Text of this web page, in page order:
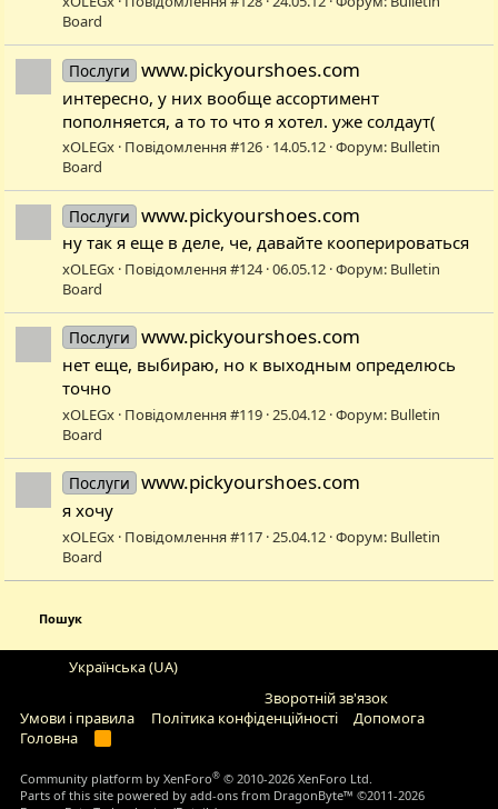
Board
Послуги www.pickyourshoes.com
интересно, у них вообще ассортимент
пополняется, а то то что я хотел. уже солдаут(
xOLEGx Повідомлення #126 14.05.12 Форум: Bulletin
Board
Послуги www.pickyourshoes.com
ну так я еще в деле, че, давайте кооперироваться
xOLEGx Повідомлення #124 06.05.12 Форум: Bulletin
Board
Послуги www.pickyourshoes.com
нет еще, выбираю, но к выходным определюсь
точно
xOLEGx Повідомлення #119 25.04.12 Форум: Bulletin
Board
Послуги www.pickyourshoes.com
я хочу
xOLEGx Повідомлення #117 25.04.12 Форум: Bulletin
Board
Пошук
Українська (UA)
Зворотній зв'язок
Умови і правила
Політика конфіденційності
Дoпoмoга
Головна
R
Community platform by XenForo® © 2010-2026 XenForo Ltd.
Parts of this site powered byadd-ons from DragonByte™ ©2011-2026